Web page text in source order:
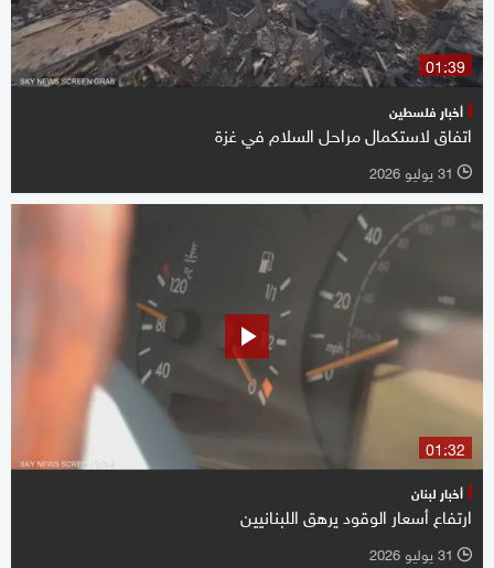
01:39
أخبار فلسطين
اتفاق لاستكمال مراحل السلام في غزة
l 31 يوليو 2026
01:32
أخبار لبنان
ارتفاع أسعار الوقود يرهق اللبنانيين
l 31 يوليو 2026